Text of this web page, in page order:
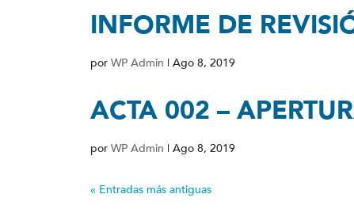
INFORME DE
por WP Admin | Ago 8, 2019
ACTA 002 –
por WP Admin | Ago 8, 2019
« Entradas más antiguas